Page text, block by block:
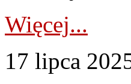
Więcej...
17 lipca